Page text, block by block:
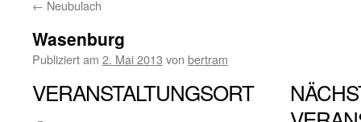
← Neubulach
Wasenburg
Publiziert am 2. Mai 2013 von bertram
VERANSTALTUNGSORT